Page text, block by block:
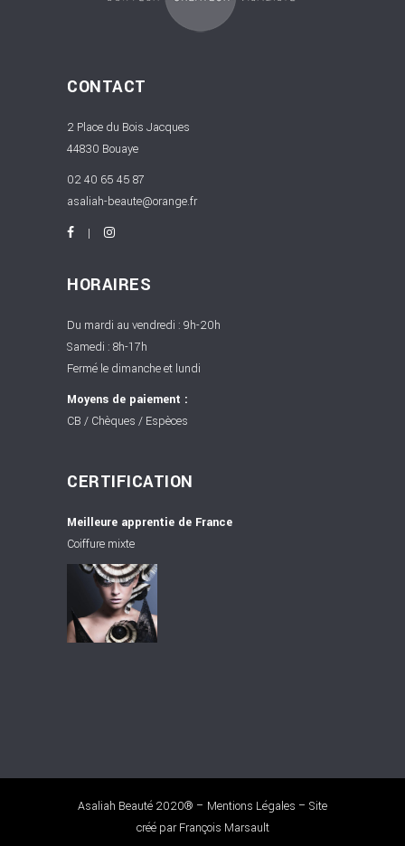
CONTACT
2 Place du Bois Jacques
44830 Bouaye
02 40 65 45 87
asaliah-beaute@orange.fr
HORAIRES
Du mardi au vendredi : 9h-20h
Samedi : 8h-17h
Fermé le dimanche et lundi
Moyens de paiement :
CB / Chèques / Espèces
CERTIFICATION
Meilleure apprentie de France
Coiffure mixte
Asaliah Beauté 2020® – Mentions Légales – Site
créé parFrançois Marsault